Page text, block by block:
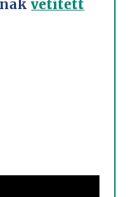
vetített